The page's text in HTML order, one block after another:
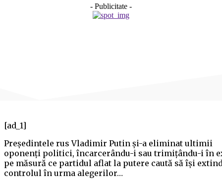
- Publicitate -
[ad_1]
Preşedintele rus Vladimir Putin şi-a eliminat ultimii
oponenţi politici, încarcerându-i sau trimiţându-i în
pe măsură ce partidul aflat la putere caută să îşi
controlul în urma alegerilor…